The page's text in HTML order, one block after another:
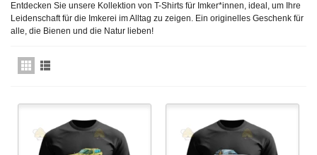
Entdecken Sie unsere Kollektion von T-Shirts für Imker*innen, ideal, um Ihre
Leidenschaft für die Imkerei im Alltag zu zeigen. Ein originelles Geschenk für
alle, die Bienen und die Natur lieben!